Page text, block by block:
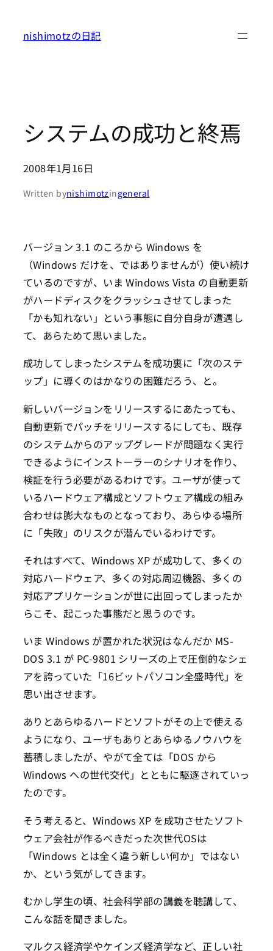
nishimotzの日記
システムの成功と終焉
2008年1月16日
Written bynishimotzingeneral
バージョン 3.1 のころから Windows を
（Windows だけを、ではありませんが）使い続け
ているのですが、いま Windows Vista の自動更新
がハードディスクをクラッシュさせてしまった
「かも知れない」という事態に自分自身が遭遇し
て、あらためて思いました。
成功してしまったシステムを成功裏に「次のステ
ップ」に導くのはかなりの困難だろう、と。
新しいバージョンをリリースするにあたっても、
自動更新でパッチをリリースするにしても、既存
のシステムからのアップグレードが問題なく実行
できるようにインストーラーのシナリオを作り、
検証を行う必要があるわけです。ユーザが使って
いるハードウェア構成とソフトウェア構成の組み
合わせは膨大なものとなっており、あらゆる場所
に「失敗」のリスクが潜んでいるわけです。
それはすべて、Windows XP が成功して、多くの
対応ハードウェア、多くの対応周辺機器、多くの
対応アプリケーションが世に出回ってしまったか
らこそ、起こった事態だと思うのです。
いま Windows が置かれた状況はなんだか MS-
DOS 3.1 が PC-9801 シリーズの上で圧倒的なシェ
アを誇っていた「16ビットパソコン全盛時代」を
思い出させます。
ありとあらゆるハードとソフトがその上で使える
ようになり、ユーザもありとあらゆるノウハウを
蓄積しましたが、やがて全ては「DOS から
Windows への世代交代」とともに駆逐されていっ
たのです。
そう考えると、Windows XP を成功させたソフト
ウェア会社が作るべきだった次世代OSは
「Windows とは全く違う新しい何か」ではない
か、という気がしてきます。
むかし学生の頃、社会科学部の講義を聴講して、
こんな話を聞きました。
マルクス経済学やケインズ経済学など、正しい社